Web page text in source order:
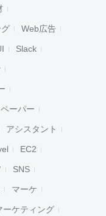
Web広告
Slack
ーパー
アシスタント
EC2
SNS
マーケ
ーケティング